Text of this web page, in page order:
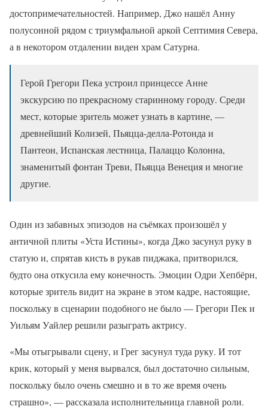
достопримечательностей. Например, Джо нашёл Анну
полусонной рядом с триумфальной аркой Септимия Севера,
а в некотором отдалении виден храм Сатурна.
Герой Грегори Пека устроил принцессе Анне
экскурсию по прекрасному старинному городу. Среди
мест, которые зритель может узнать в картине, —
древнейший Колизей, Пьяцца-делла-Ротонда и
Пантеон, Испанская лестница, Палаццо Колонна,
знаменитый фонтан Треви, Пьяцца Венеция и многие
другие.
Один из забавных эпизодов на съёмках произошёл у
античной плиты «Уста Истины», когда Джо засунул руку в
статую и, спрятав кисть в рукав пиджака, притворился,
будто она откусила ему конечность. Эмоции Одри Хепбёрн,
которые зритель видит на экране в этом кадре, настоящие,
поскольку в сценарии подобного не было — Грегори Пек и
Уильям Уайлер решили разыграть актрису.
«Мы отыгрывали сцену, и Грег засунул туда руку. И тот
крик, который у меня вырвался, был достаточно сильным,
поскольку было очень смешно и в то же время очень
страшно», — рассказала исполнительница главной роли.